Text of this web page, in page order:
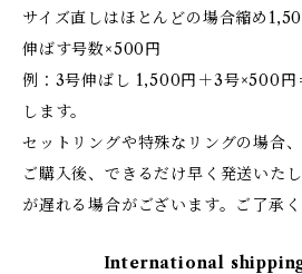
サイズ直しはほとんどの場合縮め
伸ばす号数×500円
例：3号伸ばし 1,500円＋3号×500
します。
セットリングや特殊なリングの場合
ご購入後、できるだけ早く発送いた
が遅れる場合がございます。ご了承く
International